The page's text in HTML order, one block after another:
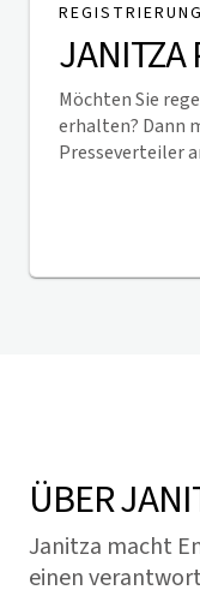
REGISTRIERUNG
JANITZA
Möchten Sie
erhalten? Dann
Presseverteiler
ÜBER
Janitza macht
einen